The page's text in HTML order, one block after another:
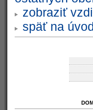
zobraziť
späť na